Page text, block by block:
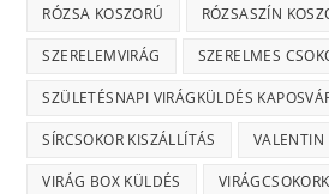
RÓZSA KOSZORÚ RÓZSASZÍN
SZERELEMVIRÁG SZERELMES
SZÜLETÉSNAPI VIRÁGKÜLDÉS
SÍRCSOKOR KISZÁLLÍTÁS VALENTIN
VIRÁG BOX KÜLDÉS